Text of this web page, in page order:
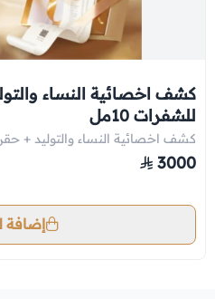
كشف اخصائية النساء
للشفرات 10مل
كشف اخصائية النساء والتوليد + حقن
3000
إضافة